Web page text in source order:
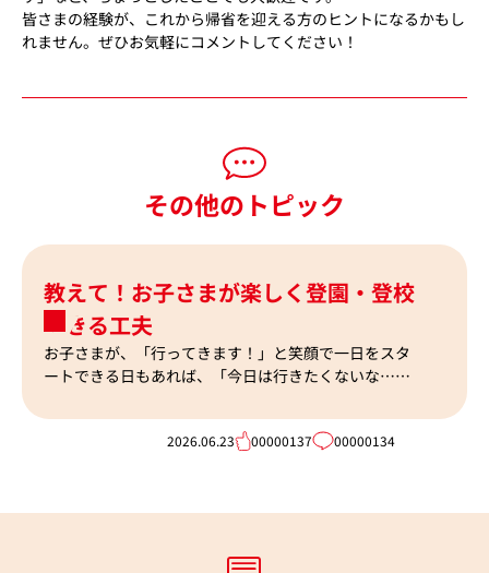
皆さまの経験が、これから帰省を迎える方のヒントになるかもし
れません。ぜひお気軽にコメントしてください！
その他のトピック
教えて！お子さまが楽しく登園・登校
できる工夫
お子さまが、「行ってきます！」と笑顔で一日をスタ
ートできる日もあれば、「今日は行きたくないな…」
2026.06.23 00000137 00000134